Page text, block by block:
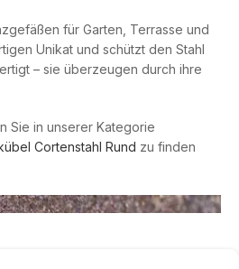
für Garten, Terrasse und
Unikat und schützt den Stahl
– sie überzeugen durch ihre
Sie in unserer Kategorie
Cortenstahl Rund zu finden